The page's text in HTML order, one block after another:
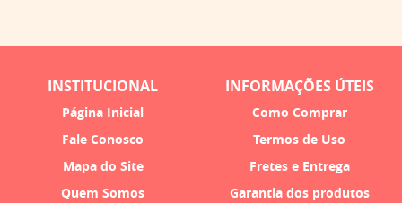
INSTITUCIONAL
Página Inicial
Fale Conosco
Mapa do Site
Quem Somos
INFORMAÇÕES ÚTEIS
Como Comprar
Termos de Uso
Fretes e Entrega
Garantia dos produtos